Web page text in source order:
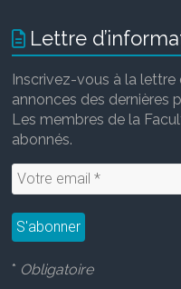
Lettre
Inscrivez-vous à la
annonces des dernières
Les membres de la
abonnés.
* Obligatoire